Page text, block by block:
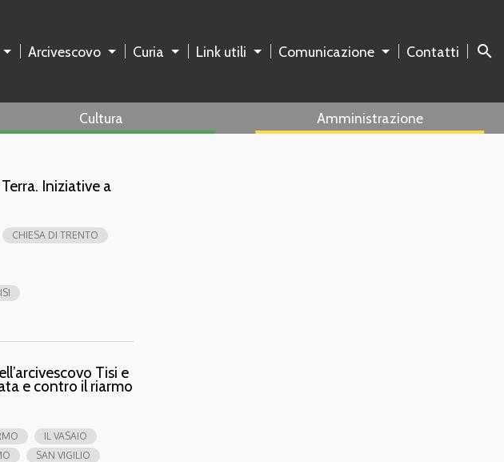
Arcivescovo Curia Link utili Comunicazione Contatti search
Cultura Amministrazione
Iniziative a
CHIESA DI TRENTO
Tisi e
e contro il riarmo
IL VASAIO
SAN VIGILIO